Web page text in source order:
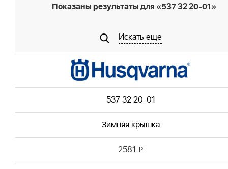
Показаны результаты для «537 32 20-01»
Искать еще
537 32 20-01
Зимняя крышка
2581 i